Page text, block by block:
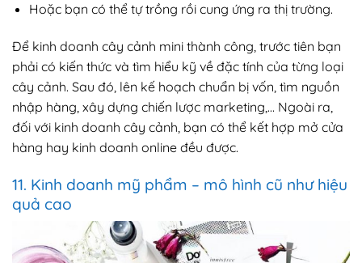
Hoặc bạn có thể tự trồng rồi cung ứng ra thị trường.
Để kinh doanh cây cảnh mini thành công, trước tiên bạn
phải có kiến thức và tìm hiểu kỹ về đặc tính của từng loại
cây cảnh. Sau đó, lên kế hoạch chuẩn bị vốn, tìm nguồn
nhập hàng, xây dựng chiến lược marketing,… Ngoài ra,
đối với kinh doanh cây cảnh, bạn có thể kết hợp mở cửa
hàng hay kinh doanh online đều được.
11. Kinh doanh mỹ phẩm – mô hình cũ như hiệu
quả cao